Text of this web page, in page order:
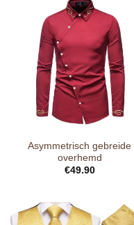
Asymmetrisch gebreide
overhemd
€49.90